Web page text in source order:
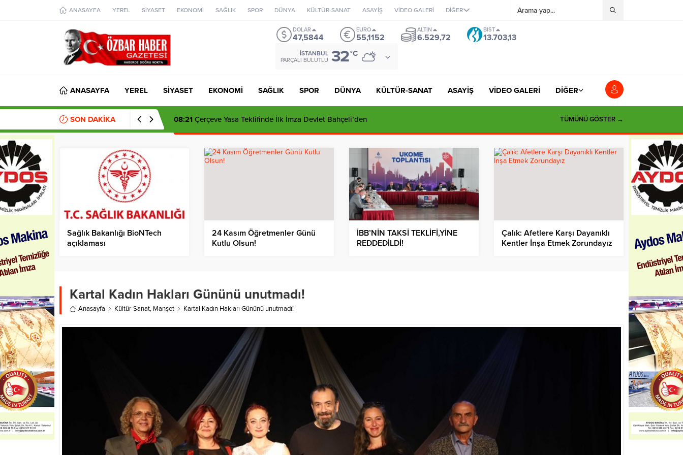
ANASAYFA YEREL SİYASET EKONOMİ SAĞLIK SPOR DÜNYA KÜLTÜR-SANAT ASAYİŞ VİDEO GALERİ DİĞER
DOLAR
47,5844
EURO
55,1152
ALTIN
6.529,72
BIST
13.703,13
İSTANBUL
PARÇALI BULUTLU 32°C
ANASAYFA YEREL SİYASET EKONOMİ SAĞLIK SPOR DÜNYA KÜLTÜR-SANAT ASAYİŞ VİDEO GALERİ DİĞER
SON DAKİKA 14:35 Şadi Yazıcı’dan Tuzla’daki İmar İddialarına Sert Yanıt: “Tutarsızlıklar Manzumesi” TÜMÜNÜ GÖSTER →
Sağlık Bakanlığı BioNTech
açıklaması
24 Kasım Öğretmenler Günü
Kutlu Olsun!
İBB’NİN TAKSİ TEKLİFİ,YİNE
REDDEDİLDİ!
Çalık: Afetlere Karşı Dayanıklı
Kentler İnşa Etmek Zorundayız
Kartal Kadın Hakları Gününü unutmadı!
Anasayfa Kültür-Sanat, Manşet Kartal Kadın Hakları Gününü unutmadı!